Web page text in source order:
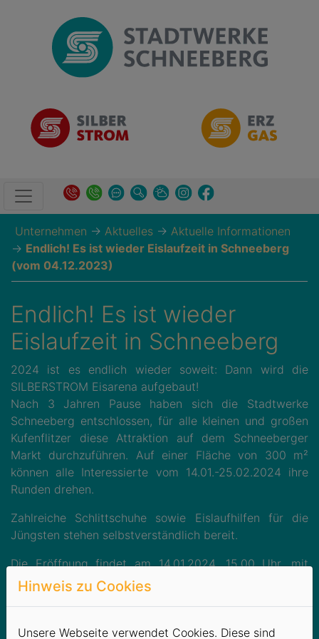
Unternehmen → Aktuelles → Aktuelle Informationen
→ Endlich! Es ist wieder Eislaufzeit in Schneeberg
(vom 04.12.2023)
Endlich! Es ist wieder
Eislaufzeit in Schneeberg
2024 ist es endlich wieder soweit: Dann wird die
SILBERSTROM Eisarena aufgebaut!
Nach 3 Jahren Pause haben sich die Stadtwerke
Schneeberg entschlossen, für alle kleinen und großen
Kufenflitzer diese Attraktion auf dem Schneeberger
Markt durchzuführen. Auf einer Fläche von 300 m²
können alle Interessierte vom 14.01.-25.02.2024 ihre
Runden drehen.
Zahlreiche Schlittschuhe sowie Eislaufhilfen für die
Jüngsten stehen selbstverständlich bereit.
Die Eröffnung findet am 14.01.2024, 15.00 Uhr, mit
einem kleinen Programm statt. Die kleinen Eisläufer der
Hinweis zu Cookies
Unsere Webseite verwendet Cookies. Diese sind